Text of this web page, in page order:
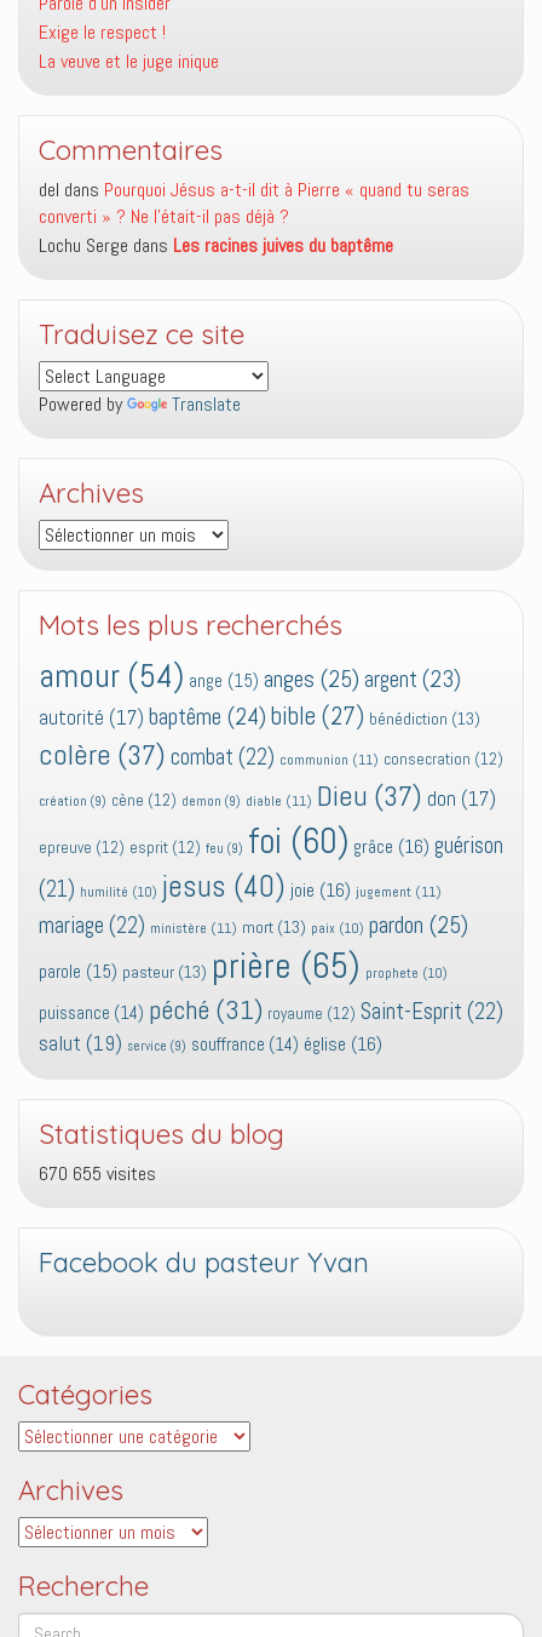
Exige le respect !
La veuve et le juge inique
Commentaires
del dans Pourquoi Jésus a-t-il dit à Pierre « quand tu seras
converti » ? Ne l’était-il pas déjà ?
Lochu Serge dans Les racines juives du baptême
Traduisez ce site
Powered by Translate
Archives
Archives
Mots les plus recherchés
amour (54) ange (15) anges (25) argent (23)
autorité (17) baptême (24) bible (27) bénédiction (13)
colère (37) combat (22) communion (11) consecration (12)
création (9) cène (12) demon (9) diable (11) Dieu (37) don (17)
epreuve (12) esprit (12) feu (9) foi (60) grâce (16) guérison
(21) humilité (10) jesus (40) joie (16) jugement (11)
mariage (22) ministère (11) mort (13) paix (10) pardon (25)
parole (15) pasteur (13) prière (65) prophete (10)
puissance (14) péché (31) royaume (12) Saint-Esprit (22)
salut (19) service (9) souffrance (14) église (16)
Statistiques du blog
670 655 visites
Facebook du pasteur Yvan
Catégories
Catégories
Archives
Archives
Recherche